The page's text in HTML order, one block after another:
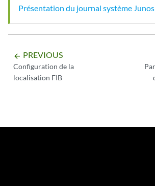
Présentation du journal système
arrow_backward PREVIOUS
Configuration de la
localisation FIB